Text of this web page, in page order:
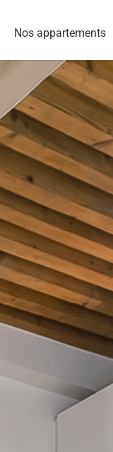
Nos appartements